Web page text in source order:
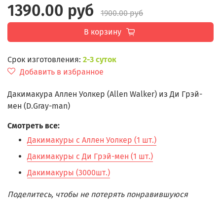
Срок изготовления: 2-3 суток
Добавить в избранное
1390.00 руб
1900.00 руб
В корзину
Дакимакура Аллен Уолкер (Allen Walker) из Ди Грэй-
мен (D.Gray-man)
Смотреть все:
Дакимакуры с Аллен Уолкер (1 шт.)
Дакимакуры с Ди Грэй-мен (1 шт.)
Дакимакуры (3000шт.)
Поделитесь, чтобы не потерять понравившуюся